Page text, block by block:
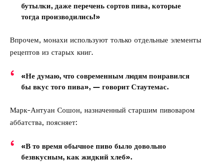
бутылки, даже перечень сортов пива, которые
тогда производились!»
Впрочем, монахи используют только отдельные элементы
рецептов из старых книг.
«Не думаю, что современным людям понравился
бы вкус того пива», — говорит Стаутемас.
Марк-Антуан Сошон, назначенный старшим пивоваром
аббатства, поясняет:
«В то время обычное пиво было довольно
безвкусным, как жидкий хлеб».